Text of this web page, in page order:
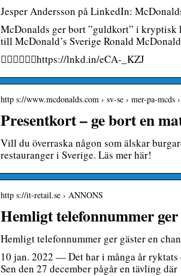
Jesper Andersson på LinkedIn:
McDonalds ger bort ”guldkort” i
till McDonald’s Sverige Ronald
👇🏼🍟👇🏼🍔https://lnkd.in/eCA-_KZJ
http s://www.mcdonalds.com › sv-se › mer-pa-mcds
Presentkort – ge bort en
Vill du överraska någon som älskar
restauranger i Sverige. Läs mer här!
http s://it-retail.se › ANNONS
Hemligt telefonnummer
Hemligt telefonnummer ger gäster en
10 jan. 2022 — Det har i många år
Sen den 27 december pågår en tävling